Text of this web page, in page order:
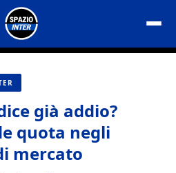
già addio?
quota negli
mercato